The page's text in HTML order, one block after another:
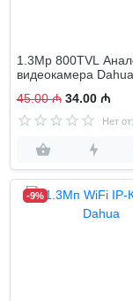
1.3Mp 800TVL
видеокамера
45.00 ₼ 34.00 ₼
Нет
-9%